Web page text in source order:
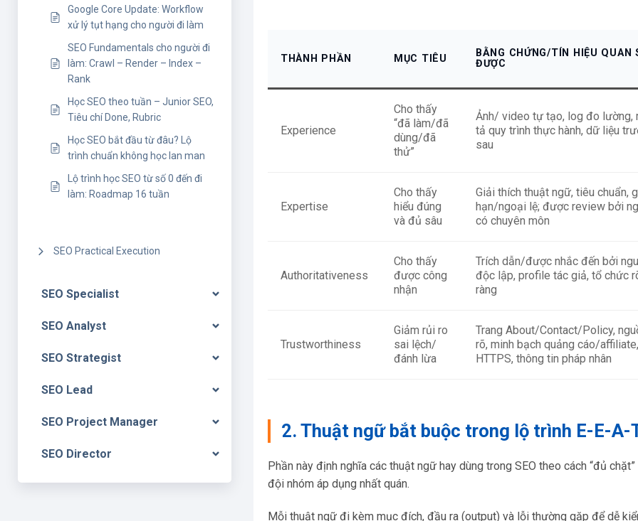
Google Core Update: Workflow
xử lý tụt hạng cho người đi làm
SEO Fundamentals cho người đi
làm: Crawl – Render – Index –
Rank
Học SEO theo tuần – Junior SEO,
Tiêu chí Done, Rubric
Học SEO bắt đầu từ đâu? Lộ
trình chuẩn không học lan man
Lộ trình học SEO từ số 0 đến đi
làm: Roadmap 16 tuần
SEO Practical Execution
SEO Specialist
SEO Analyst
SEO Strategist
SEO Lead
SEO Project Manager
SEO Director
THÀNH PHẦN MỤC TIÊU
BẰNG CHỨNG/TÍN HIỆU QUAN
ĐƯỢC
Experience
Cho thấy
“đã làm/đã
dùng/đã
thử”
Ảnh/ video tự tạo, log đo lường,
tả quy trình thực hành, dữ liệu
sau
Expertise
Cho thấy
hiểu đúng
và đủ sâu
Giải thích thuật ngữ, tiêu chuẩn,
hạn/ngoại lệ; được review bởi
có chuyên môn
Authoritativeness
Cho thấy
được công
nhận
Trích dẫn/được nhắc đến bởi
độc lập, profile tác giả, tổ chức
ràng
Trustworthiness
Giảm rủi ro
sai lệch/
đánh lừa
Trang About/Contact/Policy,
rõ, minh bạch quảng cáo/affiliate,
HTTPS, thông tin pháp nhân
2. Thuật ngữ bắt buộc trong lộ trình E-E-A-
Phần này định nghĩa các thuật ngữ hay dùng trong SEO theo cách “đủ
đội nhóm áp dụng nhất quán.
Mỗi thuật ngữ đi kèm mục đích, đầu ra (output) và lỗi thường gặp để dễ